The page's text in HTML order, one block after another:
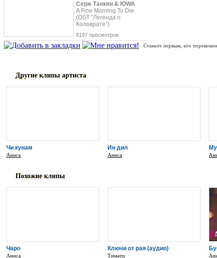
Серж Танкян & IOWA
A Fine Morning To Die
(OST "Легенда о
Коловрате")
8197 просмотров
Станьте первым, кто
Другие клипы артиста
Чи кунам
Аниса
Ин дил
Аниса
Похожие клипы
Чаро
Аниса
Ключи от рая (аудио)
Тимати